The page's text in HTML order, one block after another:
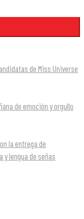
de Miss Universe
de emoción y orgullo
la entrega de
lengua de señas